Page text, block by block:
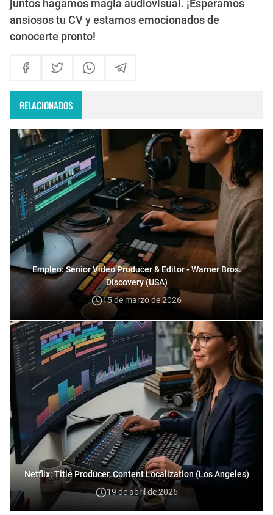
juntos hagamos magia audiovisual. ¡Esperamos
ansiosos tu CV y estamos emocionados de
conocerte pronto!
RELACIONADOS
Empleo: Senior Video Producer & Editor - Warner Bros.
Discovery (USA)
15 de marzo de 2026
Netflix: Title Producer, Content Localization (Los Angeles)
19 de abril de 2026